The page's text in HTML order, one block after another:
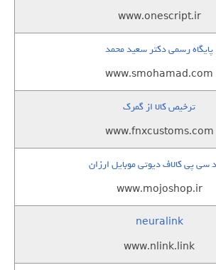
www.onescript.ir
پایگاه رسمی دکتر سعید محمد
www.smohamad.com
ترخیص کالا از گمرک
www.fnxcustoms.com
سی پی کالاف دیوتی موبایل ارزان
www.mojoshop.ir
neuralink
www.nlink.link